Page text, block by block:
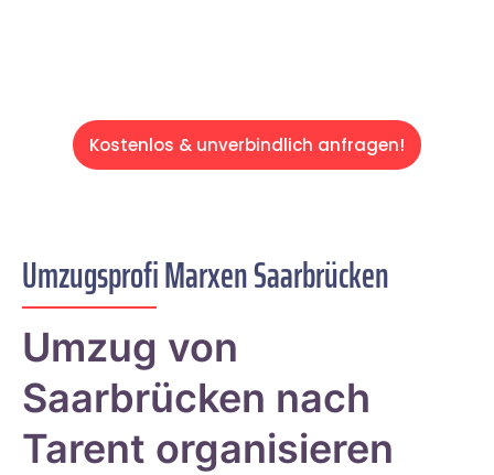
Kostenlos & unverbindlich anfragen!
Umzugsprofi Marxen Saarbrücken
Umzug von
Saarbrücken nach
Tarent organisieren